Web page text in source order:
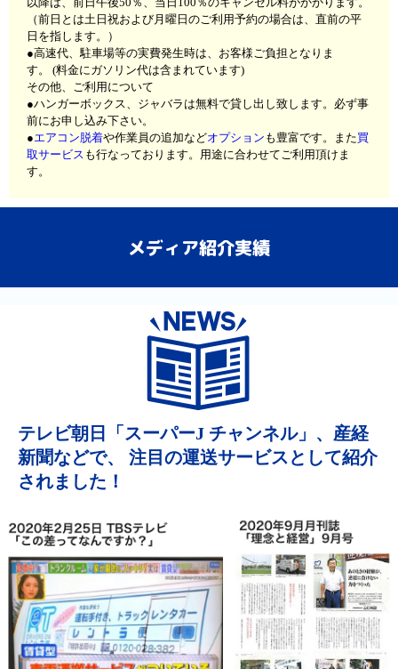
以降は、前日午後50％、当日100％のキャンセル料がかかります。
（前日とは土日祝および月曜日のご利用予約の場合は、直前の平
日を指します。）
●高速代、駐車場等の実費発生時は、お客様ご負担となりま
す。
(料金にガソリン代は含まれています)
その他、ご利用について
●ハンガーボックス、ジャバラは無料で貸し出し致します。必ず事
前にお申し込み下さい。
●エアコン脱着や作業員の追加などオプション も豊富です。また買
取サービス も行なっております。用途に合わせてご利用頂けま
す。
メディア紹介実績
テレビ朝日「スーパーJ チャンネル」、産経
新聞などで、 注目の運送サービスとして紹介
されました！